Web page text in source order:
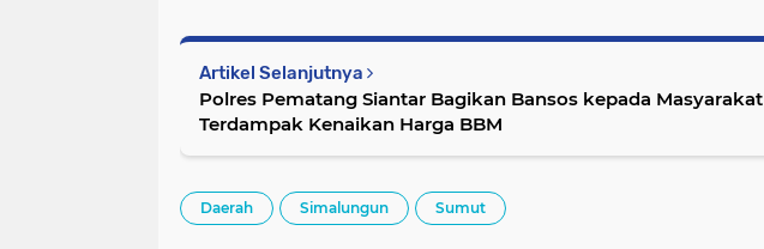
Artikel Selanjutnya
Polres Pematang Siantar Bagikan Bansos kepada Masyarakat
Terdampak Kenaikan Harga BBM
Daerah Simalungun Sumut